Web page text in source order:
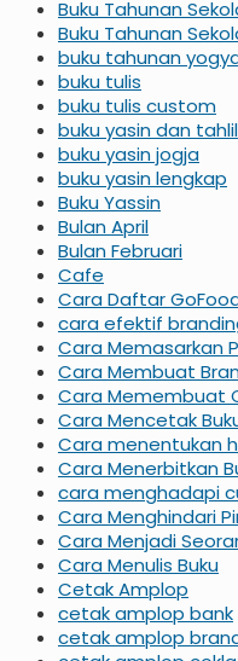
Buku Tahunan
Buku Tahunan
buku tahunan
buku tulis
buku tulis custom
buku yasin dan tahlil
buku yasin jogja
buku yasin lengkap
Buku Yassin
Bulan April
Bulan Februari
Cafe
Cara Daftar
cara efektif
Cara Memasarkan
Cara Membuat
Cara Memembuat
Cara Mencetak
Cara menentukan
Cara Menerbitkan
cara menghadapi
Cara Menghindari
Cara Menjadi
Cara Menulis Buku
Cetak Amplop
cetak amplop bank
cetak amplop